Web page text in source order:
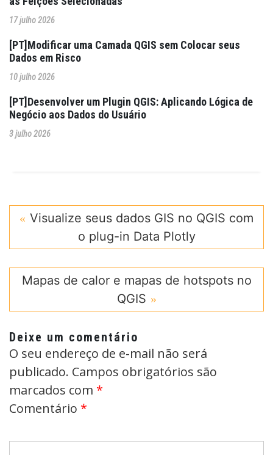
17 julho 2026
[PT]Modificar uma Camada QGIS sem Colocar seus
Dados em Risco
10 julho 2026
[PT]Desenvolver um Plugin QGIS: Aplicando Lógica de
Negócio aos Dados do Usuário
3 julho 2026
Visualize seus dados GIS no QGIS com
o plug-in Data Plotly
Mapas de calor e mapas de hotspots no
QGIS
Deixe um comentário
O seu endereço de e-mail não será
publicado. Campos obrigatórios são
marcados com *
Comentário *